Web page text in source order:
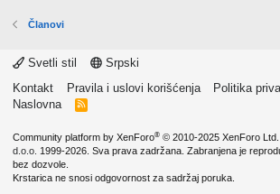
Članovi
Svetli stil
Srpski
Kontakt
Pravila i uslovi korišćenja Politika
Naslovna
R
Community platform by XenForo® © 2010-2025 XenForo Ltd.
d.o.o. 1999-2026. Sva prava zadržana. Zabranjena je
bez dozvole.
Krstarica ne snosi odgovornost za sadržaj poruka.